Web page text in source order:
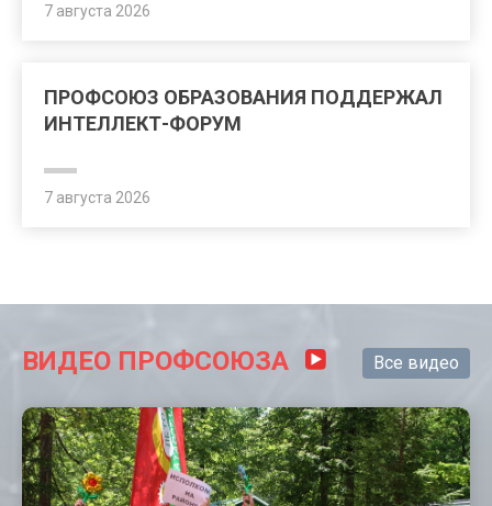
7 августа 2026
ПРОФСОЮЗ ОБРАЗОВАНИЯ ПОДДЕРЖАЛ
ИНТЕЛЛЕКТ-ФОРУМ
7 августа 2026
ВИДЕО ПРОФСОЮЗА Все видео